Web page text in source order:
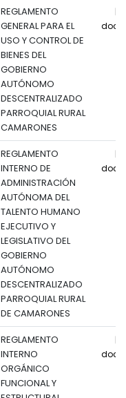
REGLAMENTO
GENERAL PARA EL
USO Y CONTROL DE
BIENES DEL
GOBIERNO
AUTÓNOMO
DESCENTRALIZADO
PARROQUIAL RURAL
CAMARONES
REGLAMENTO
INTERNO DE
ADMINISTRACIÓN
AUTÓNOMA DEL
TALENTO HUMANO
EJECUTIVO Y
LEGISLATIVO DEL
GOBIERNO
AUTÓNOMO
DESCENTRALIZADO
PARROQUIAL RURAL
DE CAMARONES
REGLAMENTO
INTERNO
ORGÁNICO
FUNCIONAL Y